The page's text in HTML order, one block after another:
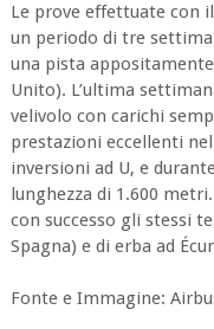
Le prove effettuate con
un periodo di tre
una pista
Unito). L’ultima
velivolo con carichi
prestazioni eccellenti
inversioni ad U, e
lunghezza di 1.600
con successo gli stessi
Spagna) e di erba ad
Fonte e Immagine: